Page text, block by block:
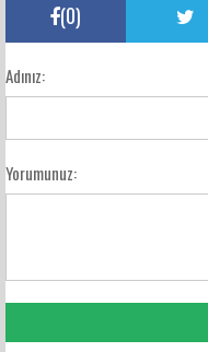
(0)
Adınız:
Yorumunuz: